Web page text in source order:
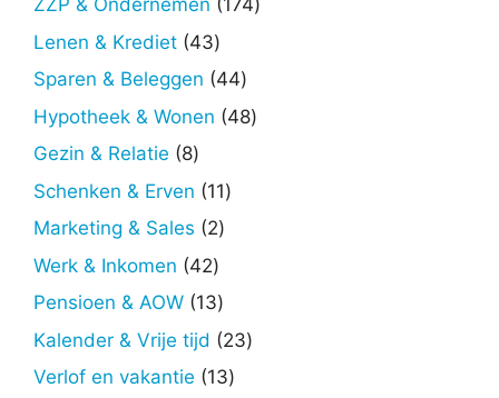
ZZP & Ondernemen 174
Lenen & Krediet 4343
producten
Sparen & Beleggen 4444
producten
Hypotheek & Wonen 4848
Gezin & Relatie 88
producten
Schenken & Erven 1111
Marketing & Sales 22
Werk & Inkomen 4242
producten
Pensioen & AOW 1313
producten
Kalender & Vrije tijd 2323
Verlof en vakantie 1313